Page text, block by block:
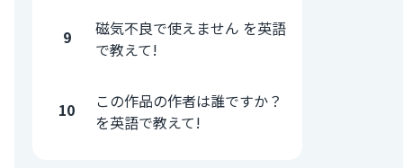
9
磁気不良で使えません を英語
で教えて!
10
この作品の作者は誰ですか？
を英語で教えて!